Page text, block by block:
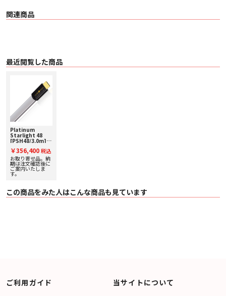
り、ケーブルの方向性に沿った導体構成が可能となりハイレベルの忠実性を実
驚異的な剛性と制振性を備えたカーボンファイバー製シェルは、外部ノイズを
遮断し、端子部の微細な振動をも排除しますハイテクなエレガンスを提供。
〇 絶縁体：Composilex 3
〇 構造：Uni-Path 100Ω Design
〇 導体：Solid Silver
〇 端子素材：Silver-clad
〇 帯域幅：48Gbps
〇 製品仕様：
・ 8K/60p 36bit (4:4:4)
・ 4K/120p 36bit (4:4:4),
・ 8K/30p 48bit (4:4:4)
〇 ケーブル径：約18.0mm × 4.5mm (平型フラット構造)
〇 シェルサイズ：46 x 20 mm/
〇 厚さ10 mm
〇 対応：
・ HDCP2.3, ARC/eARC,HDR, HDR10+, Dynamic HDR
※HPの写真は実物と多少異なる場合がありますので、お求めの際は店頭でお確
関連商品
最近閲覧した商品
Platinum
Starlight 48
[PSH48/3.0m]
ヤーワールド] 8K,
10K / 48Gbps
HDMI CABLE 下取
り査定額20%アッ
プ実施中！
￥356,400 税込
お取り寄せ品。納
期は注文確認後に
ご案内いたしま
す。
この商品をみた人はこんな商品も見ています
ご利用ガイド 当サイトについて